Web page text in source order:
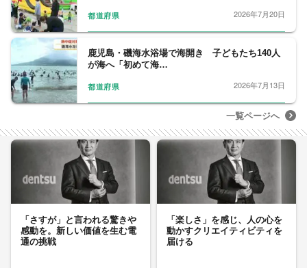
都道府県 2026年7月20日
鹿児島・磯海水浴場で海開き 子どもたち140人
が海へ「初めて海…
都道府県 2026年7月13日
一覧ページへ
「さすが」と言われる驚きや
感動を。新しい価値を生む電
通の挑戦
「楽しさ」を感じ、人の心を
動かすクリエイティビティを
届ける